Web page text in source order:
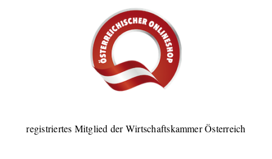
registriertes Mitglied der Wirtschaftskammer Österreich